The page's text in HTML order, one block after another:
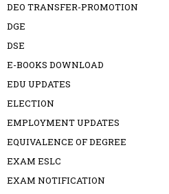
DEO TRANSFER-PROMOTION
DGE
DSE
E-BOOKS DOWNLOAD
EDU UPDATES
ELECTION
EMPLOYMENT UPDATES
EQUIVALENCE OF DEGREE
EXAM ESLC
EXAM NOTIFICATION